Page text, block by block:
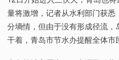
量将激增，记者从水利部门获
分墒情，但由于没有形成径流
干着，青岛市节水办提醒全体市